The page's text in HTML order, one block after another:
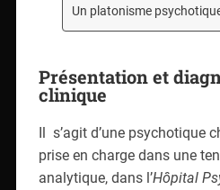
Un platonisme
Présentation et
clinique
Il s’agit d’une psychotique
prise en charge dans une
analytique, dans l’Hôpital